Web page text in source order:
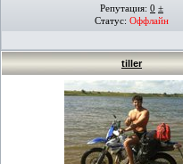
Репутация: 0 ±
Статус: Оффлайн
tiller